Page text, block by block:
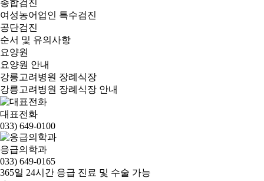
종합검진
여성농어업인 특수검진
공단검진
순서 및 유의사항
요양원
요양원 안내
강릉고려병원 장례식장
강릉고려병원 장례식장 안내
대표전화
033) 649-0100
응급의학과
033) 649-0165
365일 24시간 응급 진료 및 수술 가능